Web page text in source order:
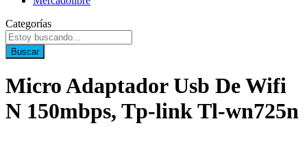
Categorías
Buscar
Micro Adaptador Usb De Wifi
N 150mbps, Tp-link Tl-wn725n